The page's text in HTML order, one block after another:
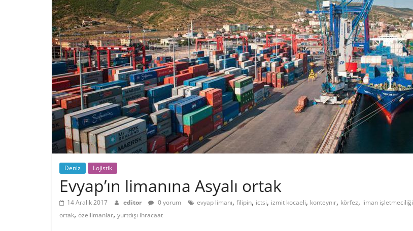
Deniz Lojistik
Evyap’ın limanına Asyalı ortak
14 Aralık 2017 editor 0 yorum evyap limanı, filipin, ictsi, izmit kocaeli, konteynır, körfez, liman işletmeciliği
ortak, özellimanlar, yurtdışı ihracaat